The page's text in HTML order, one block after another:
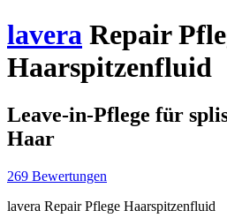
lavera Repair
Haarspitzenfluid
Leave-in-Pflege für
Haar
269 Bewertungen
lavera Repair Pflege Haarspitzenfluid